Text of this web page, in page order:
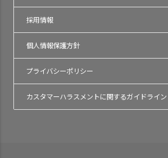
採用情報
個人情報保護方針
プライバシーポリシー
カスタマーハラスメントに関するガイドライン